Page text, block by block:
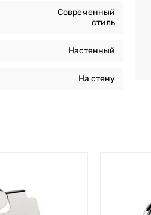
Современный
стиль
Настенный
На стену